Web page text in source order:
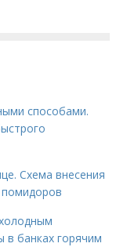
способами.
Схема внесения
помидоров
банках горячим